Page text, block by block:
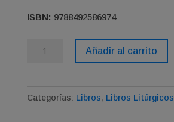
ISBN: 9788492586974
Añadir al carrito
Categorías: Libros, Libros Litúrgicos